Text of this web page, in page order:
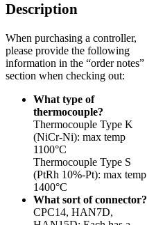
Description
When purchasing a controller,
please provide the following
information in the “order notes”
section when checking out:
What type of
thermocouple?
Thermocouple Type K
(NiCr-Ni): max temp
1100°C
Thermocouple Type S
(PtRh 10%-Pt): max temp
1400°C
What sort of connector?
CPC14, HAN7D,